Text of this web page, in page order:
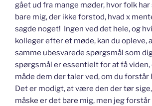
gået ud fra mange møder, hvor folk har
bare mig, der ikke forstod, hvad x
sagde noget! Ingen ved det hele, og
kolleger efter et møde, kan du opleve,
samme ubesvarede spørgsmål som
spørgsmål er essentielt for at få viden,
måde dem der taler ved, om du forstår
Det er modigt, at være den der tør sige,
måske er det bare mig, men jeg